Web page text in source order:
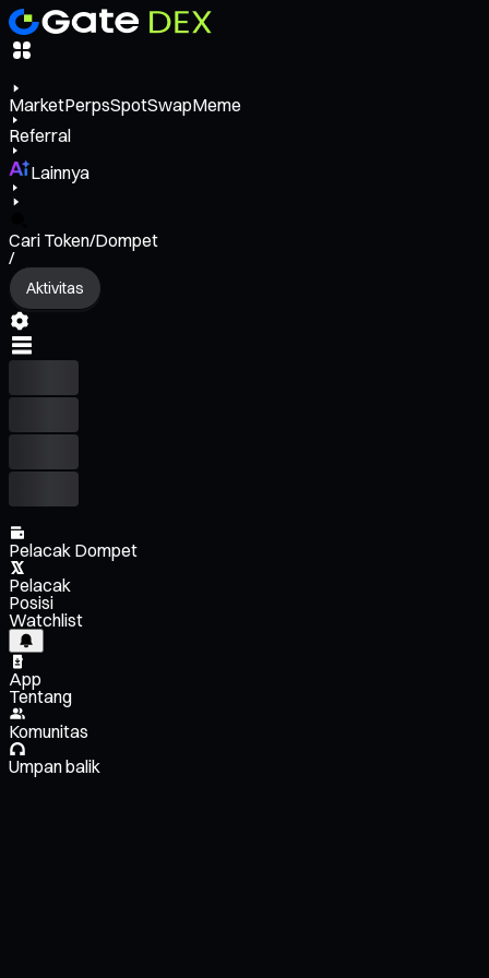
MarketPerpsSpotSwapMeme
Referral
Lainnya
Cari Token/Dompet
/
Aktivitas
Pelacak Dompet
Pelacak
Posisi
Watchlist
App
Tentang
Komunitas
Umpan balik